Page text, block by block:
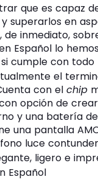
que es capaz
superarlos en
de inmediato,
en Español lo
cumple con
el
con el chip
opción de
y una batería
una pantalla
luce
ligero e
Español